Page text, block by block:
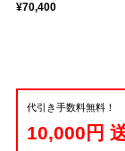
¥70,400
代引き手数料無料！
10,000円